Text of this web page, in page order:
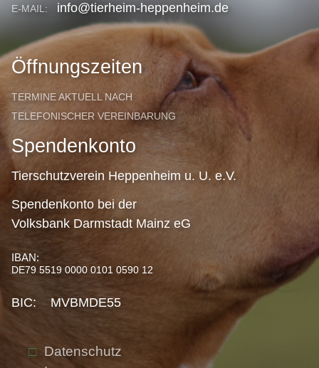
E-MAIL: info@tierheim-heppenheim.de
Öffnungszeiten
TERMINE AKTUELL NACH
TELEFONISCHER VEREINBARUNG
Spendenkonto
Tierschutzverein Heppenheim u. U. e.V.
Spendenkonto bei der
Volksbank Darmstadt Mainz eG
IBAN:
DE79 5519 0000 0101 0590 12
BIC: MVBMDE55
Datenschutz